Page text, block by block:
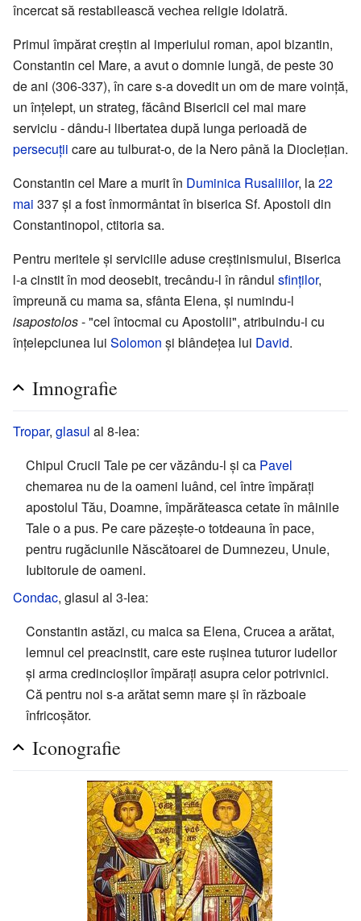
încercat să restabilească vechea religie idolatră.
Primul împărat creștin al imperiului roman, apoi bizantin,
Constantin cel Mare, a avut o domnie lungă, de peste 30
de ani (306-337), în care s-a dovedit un om de mare voință,
un înțelept, un strateg, făcând Bisericii cel mai mare
serviciu - dându-i libertatea după lunga perioadă de
persecuții care au tulburat-o, de la Nero până la Dioclețian.
Constantin cel Mare a murit în Duminica Rusaliilor, la22
mai 337 și a fost înmormântat în biserica Sf. Apostoli din
Constantinopol, ctitoria sa.
Pentru meritele și serviciile aduse creștinismului, Biserica
l-a cinstit în mod deosebit, trecându-l în rândul sfinților,
împreună cu mama sa, sfânta Elena, și numindu-l
isapostolos- "cel întocmai cu Apostolii", atribuindu-i cu
înțelepciunea lui Solomon și blândețea lui David.
Imnografie
Tropar, glasul al 8-lea:
Chipul Crucii Tale pe cer văzându-l și ca Pavel
chemarea nu de la oameni luând, cel între împărați
apostolul Tău, Doamne, împărăteasca cetate în mâinile
Tale o a pus. Pe care păzește-o totdeauna în pace,
pentru rugăciunile Născătoarei de Dumnezeu, Unule,
Iubitorule de oameni.
Condac, glasul al 3-lea:
Constantin astăzi, cu maica sa Elena, Crucea a arătat,
lemnul cel preacinstit, care este rușinea tuturor iudeilor
și arma credincioșilor împărați asupra celor potrivnici.
Că pentru noi s-a arătat semn mare și în războaie
înfricoșător.
Iconografie